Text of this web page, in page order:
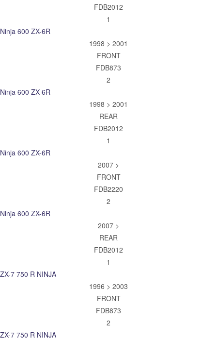
FDB2012
1
Ninja 600 ZX-6R
1998 > 2001
FRONT
FDB873
2
Ninja 600 ZX-6R
1998 > 2001
REAR
FDB2012
1
Ninja 600 ZX-6R
2007 >
FRONT
FDB2220
2
Ninja 600 ZX-6R
2007 >
REAR
FDB2012
1
ZX-7 750 R NINJA
1996 > 2003
FRONT
FDB873
2
ZX-7 750 R NINJA